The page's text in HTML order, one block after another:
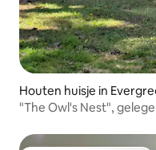
Houten huisje in
"The Owl's Nest",